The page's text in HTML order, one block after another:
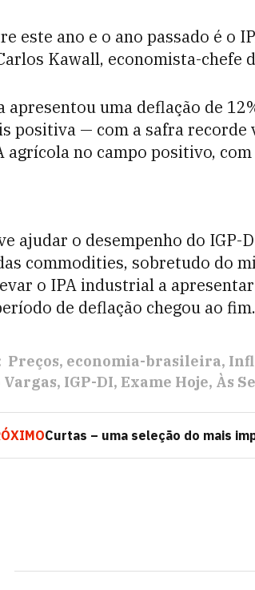
este ano e o ano passado é o
Kawall, economista-chefe
apresentou uma deflação de
positiva — com a safra recorde
agrícola no campo positivo,
ajudar o desempenho do IGP-
commodities, sobretudo do
o IPA industrial a
de deflação chegou ao fim.
Preços economia-brasileira
Vargas IGP-DI Exame Hoje Às
Curtas – uma seleção do mais